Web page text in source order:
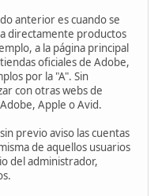
anterior es cuando se
directamente productos
a la página principal
oficiales de Adobe,
por la "A". Sin
con otras webs de
Apple o Avid.
previo aviso las cuentas
de aquellos usuarios
del administrador,